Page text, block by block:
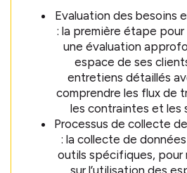
Evaluation des besoins
: la première étape
une évaluation
espace de ses
entretiens détaillés
comprendre les flux de
les contraintes et
Processus de collecte
: la collecte de
outils spécifiques, pour
sur l’utilisation des